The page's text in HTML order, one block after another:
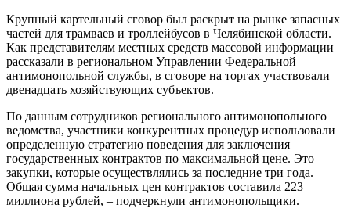
Крупный картельный сговор был раскрыт на рынке запасных
частей для трамваев и троллейбусов в Челябинской области.
Как представителям местных средств массовой информации
рассказали в региональном Управлении Федеральной
антимонопольной службы, в сговоре на торгах участвовали
двенадцать хозяйствующих субъектов.
По данным сотрудников регионального антимонопольного
ведомства, участники конкурентных процедур использовали
определенную стратегию поведения для заключения
государственных контрактов по максимальной цене. Это
закупки, которые осуществлялись за последние три года.
Общая сумма начальных цен контрактов составила 223
миллиона рублей, – подчеркнули антимонопольщики.